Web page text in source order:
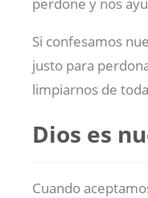
Si confesamos
justo para
limpiarnos de
Dios es
Cuando